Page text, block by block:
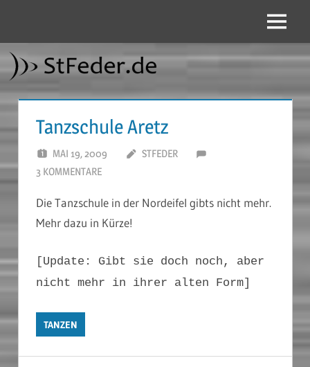
springen
Menü
Tanzschule Aretz
MAI 19, 2009
STFEDER
3 KOMMENTARE
Die Tanzschule in der Nordeifel gibts nicht mehr.
Mehr dazu in Kürze!
[Update: Gibt sie doch noch, aber
nicht mehr in ihrer alten Form]
TANZEN